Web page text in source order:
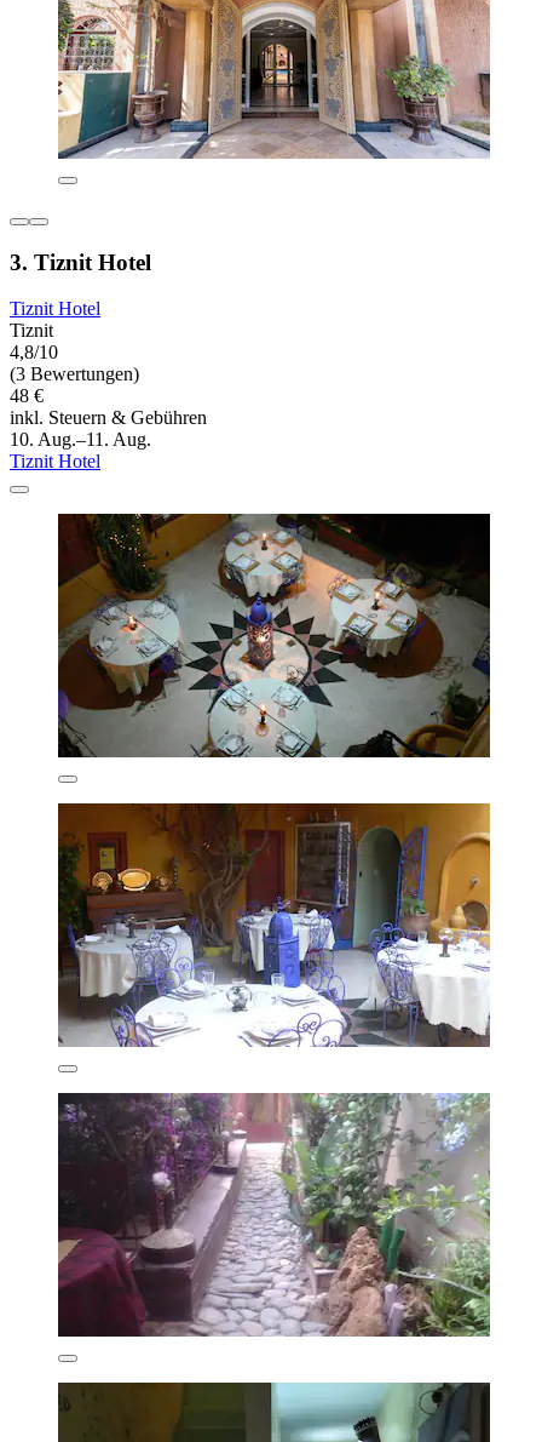
3. Tiznit Hotel
Tiznit Hotel
Tiznit
4,8/10
(3 Bewertungen)
48 €
inkl. Steuern & Gebühren
10. Aug.–11. Aug.
Tiznit Hotel